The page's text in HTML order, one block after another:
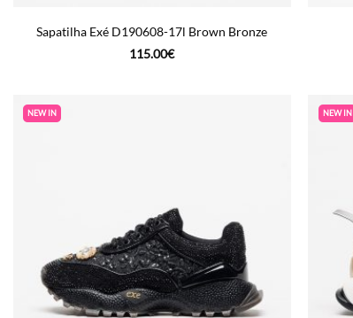
Sapatilha Exé D190608-17l Brown Bronze
115.00€
NEW IN NEW IN